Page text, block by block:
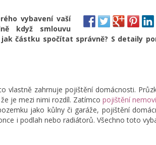
vybavení vaší
když smlouvu
částku spočítat správně? S detaily
vlastně zahrnuje pojištění domácnosti.
je mezi nimi rozdíl. Zatímco pojištění
jako kůlny či garáže, pojištění
i podlah nebo radiátorů. Všechno toto